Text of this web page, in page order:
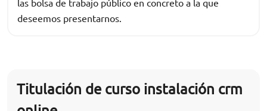
las bolsa de trabajo público en concreto a la que
deseemos presentarnos.
Titulación de curso instalación crm